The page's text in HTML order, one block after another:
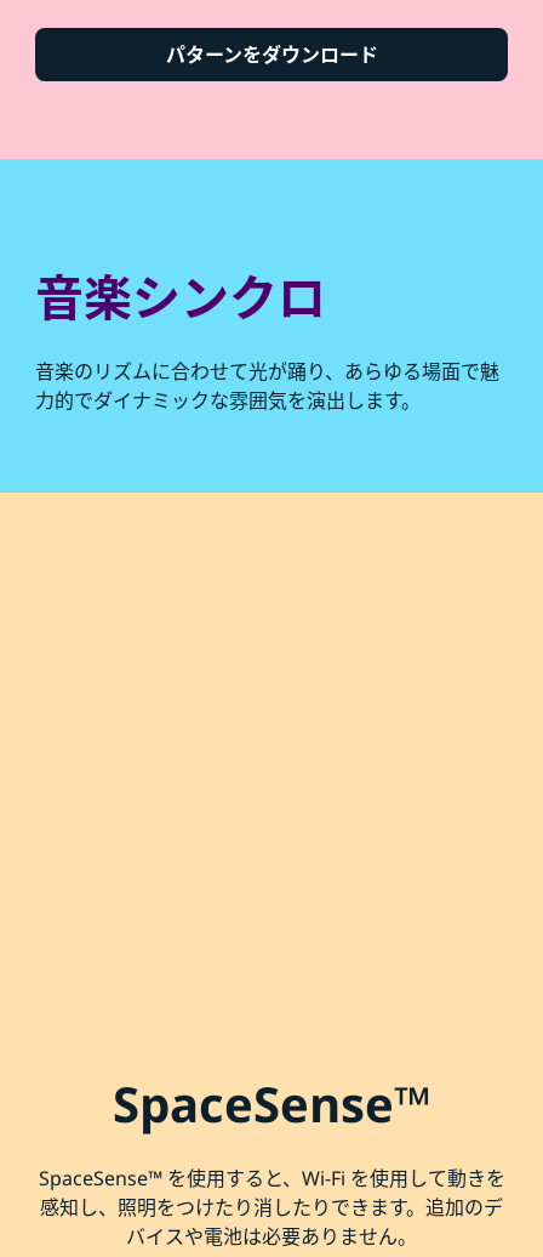
パターンをダウンロード
音楽シンクロ
音楽のリズムに合わせて光が踊り、あらゆる場面で魅
力的でダイナミックな雰囲気を演出します。
SpaceSense™
SpaceSense™ を使用すると、Wi-Fi を使用して動きを
感知し、照明をつけたり消したりできます。追加のデ
バイスや電池は必要ありません。